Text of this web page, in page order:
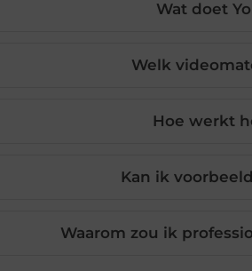
Wat doet
Welk
Hoe werkt
Kan ik
Waarom zou ik